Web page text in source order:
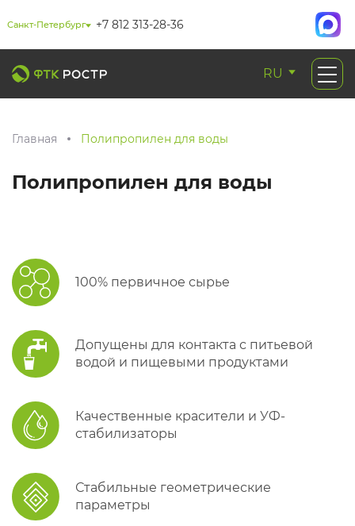
Санкт-Петербург +7 812 313-28-36
RU
Главная Полипропилен для воды
Полипропилен для воды
100% первичное сырье
Допущены для контакта с питьевой
водой и пищевыми продуктами
Качественные красители и УФ-
стабилизаторы
Стабильные геометрические
параметры